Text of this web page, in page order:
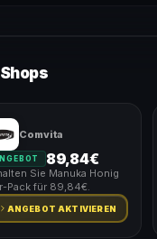
Comvita
89,84€
Sie Manuka Honig
Pack für 89,84€.
ANGEBOT AKTIVIEREN